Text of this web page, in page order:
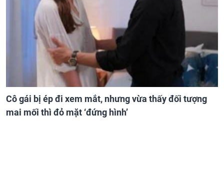
Cô gái bị ép đi xem mắt, nhưng vừa thấy đối tượng
mai mối thì đỏ mặt ‘đứng hình’